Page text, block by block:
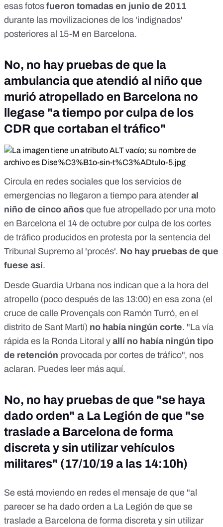
esas fotos fueron tomadas en junio de 2011
durante las movilizaciones de los 'indignados'
posteriores al 15-M en Barcelona.
No, no hay pruebas de que la
ambulancia que atendió al niño que
murió atropellado en Barcelona no
llegase "a tiempo por culpa de los
CDR que cortaban el tráfico"
Circula en redes sociales que los servicios de
emergencias no llegaron a tiempo para atender al
niño de cinco años que fue atropellado por una moto
en Barcelona el 14 de octubre por culpa de los cortes
de tráfico producidos en protesta por la sentencia del
Tribunal Supremo al 'procés'. No hay pruebas de que
fuese así.
Desde Guardia Urbana nos indican que a la hora del
atropello (poco después de las 13:00) en esa zona (el
cruce de calle Provençals con Ramón Turró, en el
distrito de Sant Martí) no había ningún corte. "La vía
rápida es la Ronda Litoral y allí no había ningún tipo
de retención provocada por cortes de tráfico", nos
aclaran. Puedes leer más aquí.
No, no hay pruebas de que "se haya
dado orden" a La Legión de que "se
traslade a Barcelona de forma
discreta y sin utilizar vehículos
militares" (17/10/19 a las 14:10h)
Se está moviendo en redes el mensaje de que "al
parecer se ha dado orden a La Legión de que se
traslade a Barcelona de forma discreta y sin utilizar